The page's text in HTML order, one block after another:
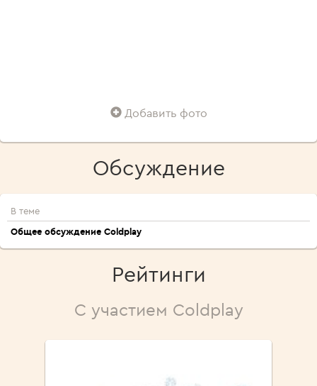
Добавить фото
Обсуждение
В теме
Общее обсуждение Coldplay
Рейтинги
С участием Coldplay